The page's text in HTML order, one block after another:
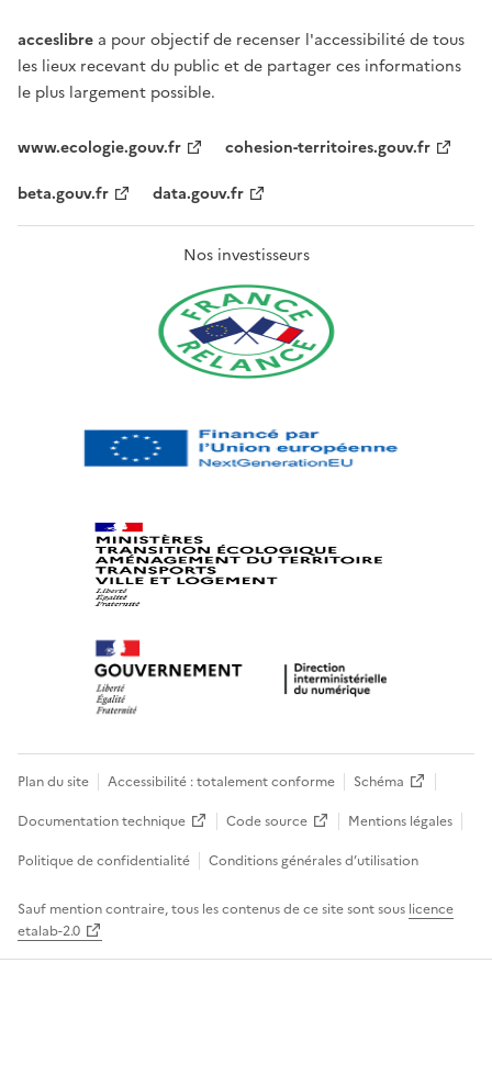
acceslibre a pour objectif de recenser l'accessibilité de tous
les lieux recevant du public et de partager ces informations
le plus largement possible.
www.ecologie.gouv.fr
cohesion-territoires.gouv.fr
beta.gouv.fr
data.gouv.fr
Nos investisseurs
Plan du site Accessibilité : totalement conforme
Schéma
Documentation technique
Code source
Mentions légales
Politique de confidentialité
Conditions générales d’utilisation
Sauf mention contraire, tous les contenus de ce site sont sous licence
etalab-2.0